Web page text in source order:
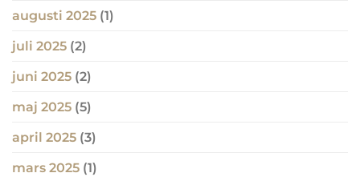
augusti 2025 (1)
juli 2025 (2)
juni 2025 (2)
maj 2025 (5)
april 2025 (3)
mars 2025 (1)